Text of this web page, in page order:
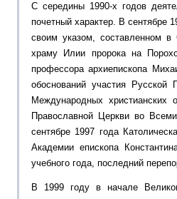
С середины 1990-х годов
почетный характер. В сентябре
своим указом, составленном
храму Илии пророка на
профессора архиепископа
обоснований участия
Международных христианских
Православной Церкви во
сентябре 1997 года
Академии епископа
учебного года, последний
В 1999 году в начале